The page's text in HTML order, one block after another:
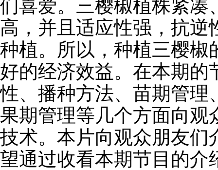
们喜爱。三樱椒植株紧凑
高，并且适应性强，抗逆
种植。所以，种植三樱椒
好的经济效益。在本期的
性、播种方法、苗期管理
果期管理等几个方面向观
技术。本片向观众朋友们
望通过收看本期节目的介